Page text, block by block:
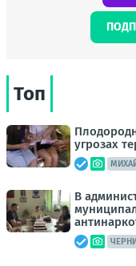
Топ
угрозах
В